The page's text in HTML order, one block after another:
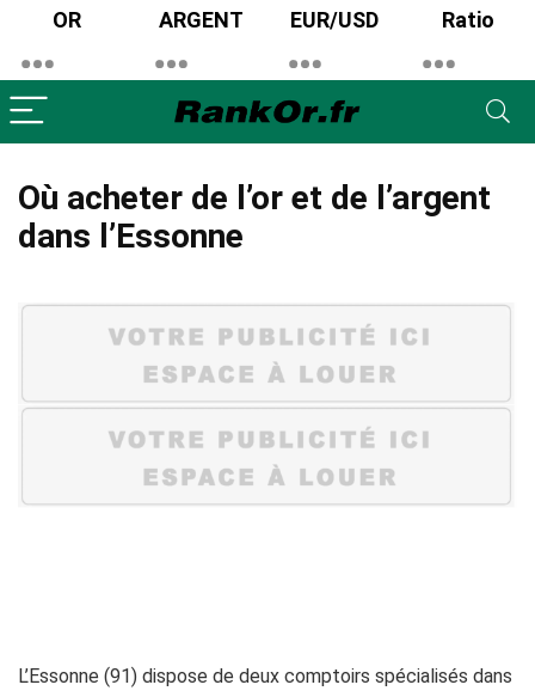
OR ARGENT EUR/USD Ratio
Où acheter de l’or et de l’argent
dans l’Essonne
L’Essonne (91) dispose de deux comptoirs spécialisés dans